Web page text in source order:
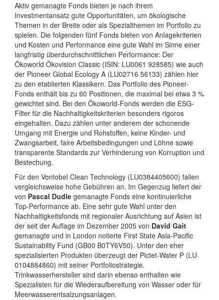
Aktiv gemanagte Fonds bieten je nach ihrem
Investmentansatz gute Opportunitäten, um ökologische
Themen in der Breite oder als Spezialthemen im Portfolio zu
spielen. Die folgenden fünf Fonds bieten von Anlagekriterien
und Kosten und Performance eine gute Wahl im Sinne einer
langfristig überdurchschnittlichen Performance: Der
Ökoworld Ökovision Classic (ISIN: LU0061 928585) wie auch
der Pioneer Global Ecology A (LU02716 56133) zählen hier
zu den etablierten Klassikern. Das Portfolio des Pioneer-
Fonds enthält bis zu 60 Positionen, die maximal bei etwa 3 %
gewichtet sind. Bei den Ökoworld-Fonds werden die ESG-
Filter für die Nachhaltigkeitskriterien besonders rigoros
eingehalten. Dazu zählen unter anderem der schonende
Umgang mit Energie und Rohstoffen, keine Kinder- und
Zwangsarbeit, faire Arbeitsbedingungen und Löhne sowie
transparente Standards zur Verhinderung von Korruption und
Bestechung.
Für den Vontobel Clean Technology (LU0384405600) fallen
vergleichsweise hohe Gebühren an. Im Gegenzug liefert der
von Pascal Dudle gemanagte Fonds eine kontinuierliche
Top-Performance ab. Eine sehr gute Wahl unter den
Nachhaltigkeitsfonds mit regionaler Ausrichtung auf Asien ist
der seit der Auflage im Dezember 2005 von David Gait
gemanagte und in London notierte First State Asia-Pacific
Sustainability Fund (GB00 B0TY6V50). Unter den eher
spezialisierten Produkten überzeugt der Pictet-Water P (LU
0104884860) mit seiner Portfoliostrategie.
Trinkwasserhersteller sind darin ebenso enthalten wie
Spezialisten für die Wiederaufbereitung von Wasser oder für
Meerwasserentsalzungsanlagen.